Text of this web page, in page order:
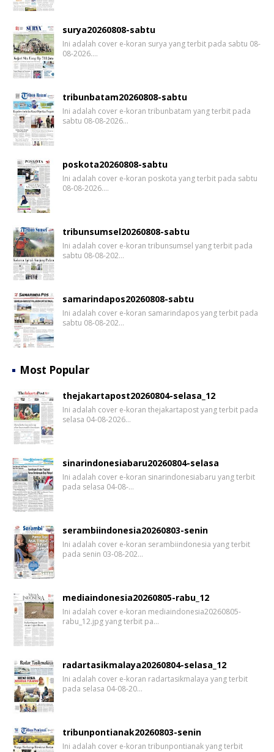
surya20260808-sabtu
Ini adalah cover e-koran surya yang terbit pada sabtu 08-
08-2026.…
tribunbatam20260808-sabtu
Ini adalah cover e-koran tribunbatam yang terbit pada
sabtu 08-08-2026…
poskota20260808-sabtu
Ini adalah cover e-koran poskota yang terbit pada sabtu
08-08-2026.…
tribunsumsel20260808-sabtu
Ini adalah cover e-koran tribunsumsel yang terbit pada
sabtu 08-08-202…
samarindapos20260808-sabtu
Ini adalah cover e-koran samarindapos yang terbit pada
sabtu 08-08-202…
Most Popular
thejakartapost20260804-selasa_12
Ini adalah cover e-koran thejakartapost yang terbit pada
selasa 04-08-2026…
sinarindonesiabaru20260804-selasa
Ini adalah cover e-koran sinarindonesiabaru yang terbit
pada selasa 04-08-…
serambiindonesia20260803-senin
Ini adalah cover e-koran serambiindonesia yang terbit
pada senin 03-08-202…
mediaindonesia20260805-rabu_12
Ini adalah cover e-koran mediaindonesia20260805-
rabu_12.jpg yang terbit pa…
radartasikmalaya20260804-selasa_12
Ini adalah cover e-koran radartasikmalaya yang terbit
pada selasa 04-08-20…
tribunpontianak20260803-senin
Ini adalah cover e-koran tribunpontianak yang terbit